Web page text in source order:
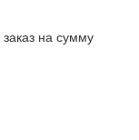
на сумму